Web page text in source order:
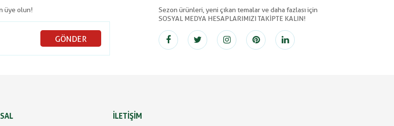
üye olun!
GÖNDER
Sezon ürünleri, yeni çıkan temalar ve daha fazlası için
SOSYAL MEDYA HESAPLARIMIZI TAKİPTE KALIN!
İLETİŞİM